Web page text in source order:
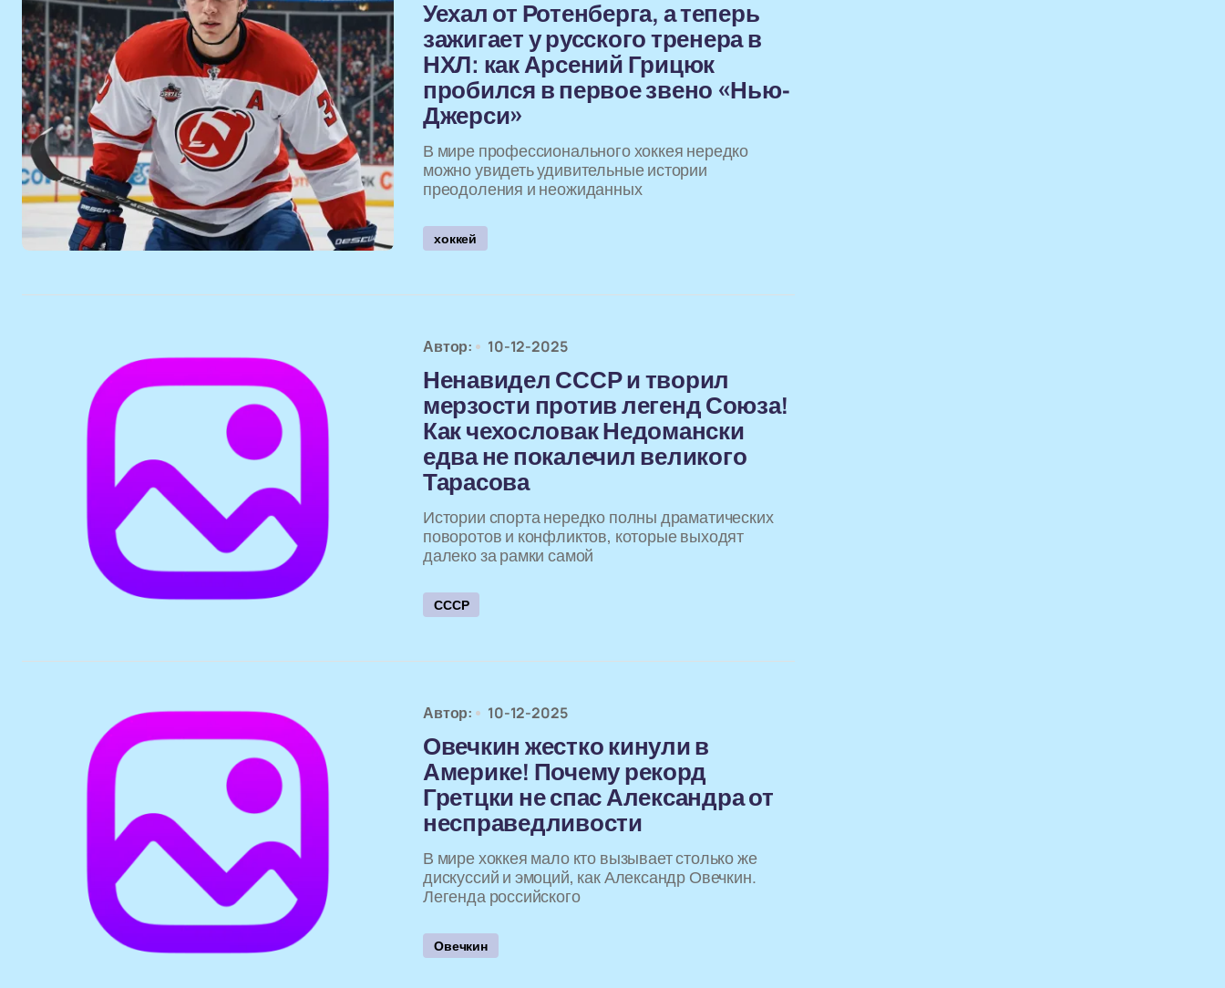
Уехал от Ротенберга, а теперь
зажигает у русского тренера в
НХЛ: как Арсений Грицюк
пробился в первое звено «Нью-
Джерси»
В мире профессионального хоккея нередко
можно увидеть удивительные истории
преодоления и неожиданных
хоккей
Автор: 10-12-2025
Ненавидел СССР и творил
мерзости против легенд Союза!
Как чехословак Недомански
едва не покалечил великого
Тарасова
Истории спорта нередко полны драматических
поворотов и конфликтов, которые выходят
далеко за рамки самой
СССР
Автор: 10-12-2025
Овечкин жестко кинули в
Америке! Почему рекорд
Гретцки не спас Александра от
несправедливости
В мире хоккея мало кто вызывает столько же
дискуссий и эмоций, как Александр Овечкин.
Легенда российского
Овечкин